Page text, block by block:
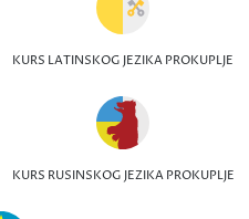
KURS LATINSKOG JEZIKA PROKUPLJE
KURS RUSINSKOG JEZIKA PROKUPLJE